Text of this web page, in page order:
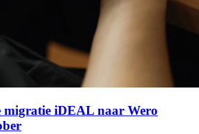
migratie iDEAL naar Wero